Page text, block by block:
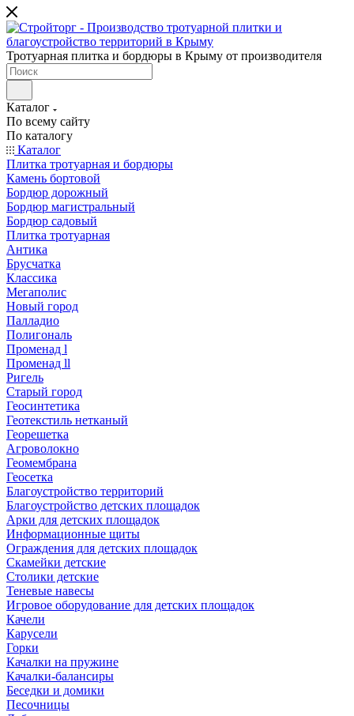
Тротуарная плитка и бордюры в Крыму от производителя
Каталог
По всему сайту
По каталогу
Каталог
Плитка тротуарная и бордюры
Камень бортовой
Бордюр дорожный
Бордюр магистральный
Бордюр садовый
Плитка тротуарная
Антика
Брусчатка
Классика
Мегаполис
Новый город
Палладио
Полигональ
Променад l
Променад ll
Ригель
Старый город
Геосинтетика
Геотекстиль нетканый
Георешетка
Агроволокно
Геомембрана
Геосетка
Благоустройство территорий
Благоустройство детских площадок
Арки для детских площадок
Информационные щиты
Ограждения для детских площадок
Скамейки детские
Столики детские
Теневые навесы
Игровое оборудование для детских площадок
Качели
Карусели
Горки
Качалки на пружине
Качалки-балансиры
Беседки и домики
Песочницы